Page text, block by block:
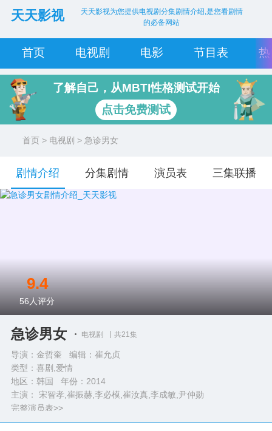
天天影视
天天影视为您提供电视剧分集剧情介绍,是您看剧情
的必备网站
首页 电视剧 电影 节目表
了解自己，从MBTI性格测试开始
点击免费测试
首页 > 电视剧 > 急诊男女
剧情介绍 分集剧情 演员表 三集联播
急诊男女 电视剧 共21集
导演：金哲奎 编辑：崔允贞
类型： 喜剧,爱情
地区：韩国 年份： 2014
主演： 宋智孝,崔振赫,李必模,崔汝真,李成敏,尹仲勋
完整演员表>>
9.4
56 人评分